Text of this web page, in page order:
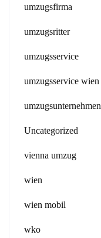
umzugsfirma
umzugsritter
umzugsservice
umzugsservice wien
umzugsunternehmen
Uncategorized
vienna umzug
wien
wien mobil
wko